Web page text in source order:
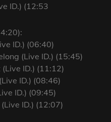
ID.) (12:53
ID.) (06:40)
(Live ID.) (15:45)
ID.) (11:12)
ID.) (08:46)
ID.) (09:45)
ID.) (12:07)